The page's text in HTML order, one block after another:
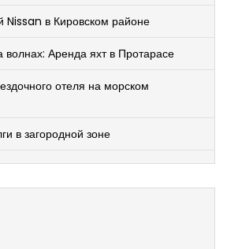
Nissan в Кировском районе
Аренда яхт в Протарасе
отеля на морском
в загородной зоне